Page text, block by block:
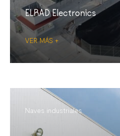
ELRAD Electronics
VER MÁS +
Naves industriales